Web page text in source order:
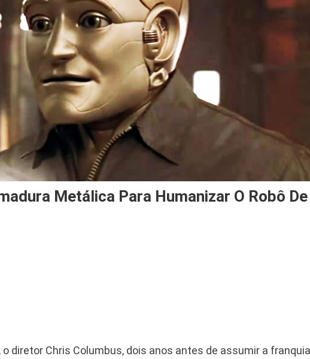
Metálica Para Humanizar O Robô De
o diretor Chris Columbus, dois anos antes de assumir a franquia